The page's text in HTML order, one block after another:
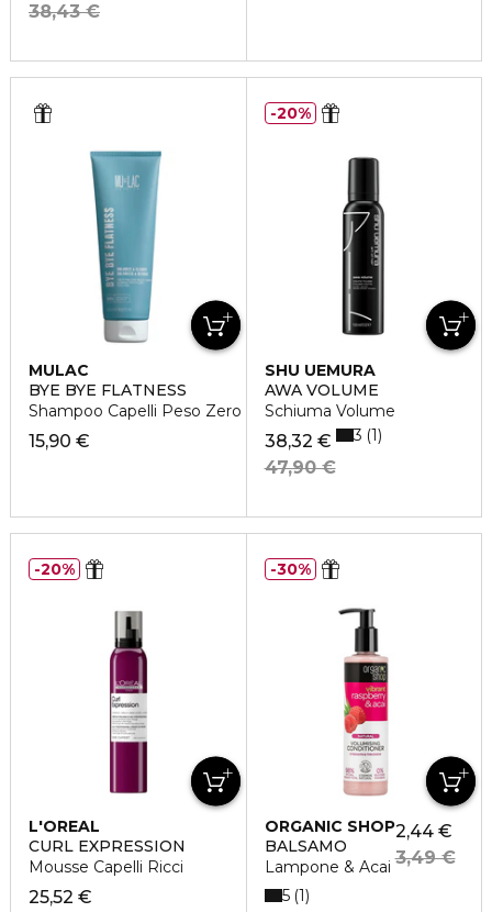
38,43 €
MULAC
BYE BYE FLATNESS
Shampoo Capelli Peso Zero
15,90 €
SHU UEMURA
AWA VOLUME
Schiuma Volume
38,32 €
47,90 €
3 1
20%
L'OREAL
PROFESSIONNEL
CURL EXPRESSION
Mousse Capelli Ricci
25,52 €
20%
ORGANIC SHOP
BALSAMO
Lampone & Acai
2,44 €
3,49 €
5 1
30%